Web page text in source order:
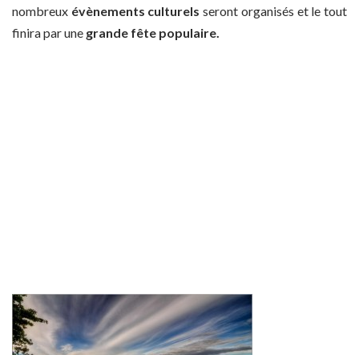
nombreux évènements culturels seront organisés et le tout
finira par une grande fête populaire.